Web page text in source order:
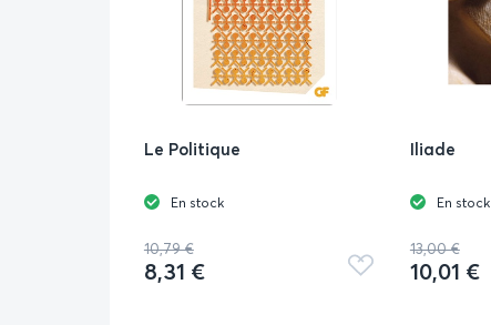
Le Politique
En stock
10,79 €
8,31 €
Ajouter
Iliade
En stock
13,00 €
10,01 €